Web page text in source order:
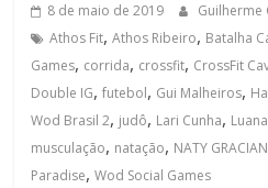
8 de maio de 2019 Guilherme
Athos Fit,Athos Ribeiro, Batalha
Games, corrida, crossfit, CrossFit
Double IG,futebol, Gui Malheiros,
Wod Brasil 2, judô, Lari Cunha, Luana
musculação, natação, NATY
Paradise,Wod Social Games